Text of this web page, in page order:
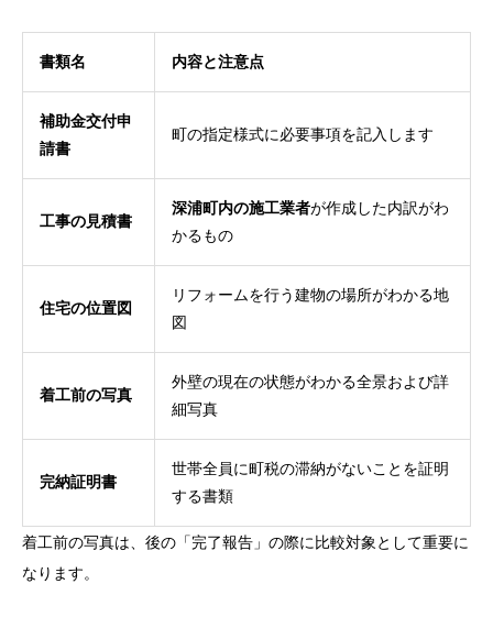
書類名 内容と注意点
補助金交付申
請書
町の指定様式に必要事項を記入します
工事の見積書
深浦町内の施工業者が作成した内訳がわ
かるもの
住宅の位置図
リフォームを行う建物の場所がわかる地
図
着工前の写真
外壁の現在の状態がわかる全景および詳
細写真
完納証明書
世帯全員に町税の滞納がないことを証明
する書類
着工前の写真は、後の「完了報告」の際に比較対象として重要に
なります。